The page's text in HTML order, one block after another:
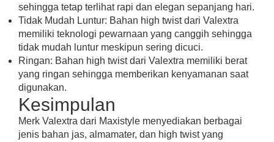
sehingga tetap terlihat rapi dan elegan sepanjang hari.
Tidak Mudah Luntur: Bahan high twist dari Valextra
memiliki teknologi pewarnaan yang canggih sehingga
tidak mudah luntur meskipun sering dicuci.
Ringan: Bahan high twist dari Valextra memiliki berat
yang ringan sehingga memberikan kenyamanan saat
digunakan.
Kesimpulan
Merk Valextra dari Maxistyle menyediakan berbagai
jenis bahan jas, almamater, dan high twist yang